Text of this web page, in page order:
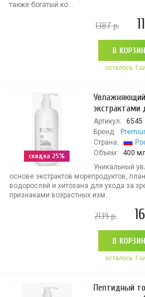
также богатый ко...
1387р.
В
осталось 1
скидка 25%
экстрактами
Артикул:
6545
Бренд:
Страна:
Объем:
400 мл
Уникальный
основе экстрактов морепродуктов,
водорослей и хитозана для ухода за
признаками возрастных изм...
2139р.
В
осталось 1
Пептидный